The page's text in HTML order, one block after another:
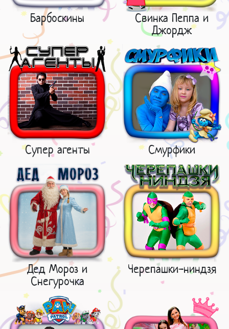
Барбоскины
Свинка Пеппа и
Джордж
Супер агенты Смурфики
Дед Мороз и
Снегурочка
Черепашки-ниндзя